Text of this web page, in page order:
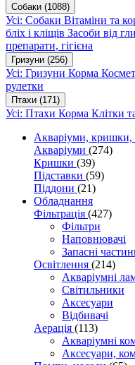
Собаки (1088)
Усі: Собаки Вітаміни та
бліх і кліщів Засоби від
препарати, гігієна
Гризуни (256)
Усі: Гризуни Корма
рулетки
Птахи (171)
Усі: Птахи Корма Клітки
Акваріуми, кришки,
Акваріуми (274)
Кришки (39)
Підставки (59)
Піддони (21)
Обладнання
Фільтрація (427)
Фільтри
Наповнювачі
Запасні
Освітлення (214)
Акваріумні
Світильники
Аксесуари
Відбивачі
Аерація (113)
Акваріумні
Аксесуари,